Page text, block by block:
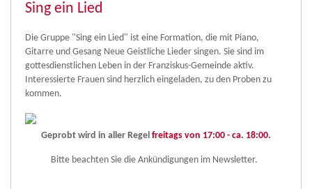
Sing ein Lied
Die Gruppe "Sing ein Lied" ist eine Formation, die mit Piano,
Gitarre und Gesang Neue Geistliche Lieder singen. Sie sind im
gottesdienstlichen Leben in der Franziskus-Gemeinde aktiv.
Interessierte Frauen sind herzlich eingeladen, zu den Proben zu
kommen.
Geprobt wird in aller Regel freitags von 17:00 - ca. 18:00.
Bitte beachten Sie die Ankündigungen im Newsletter.